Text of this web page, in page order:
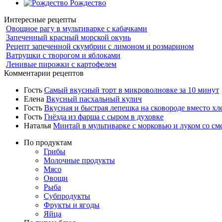
Рождество
Интересные рецепты
Овощное рагу в мультиварке с кабачками
Запеченный красный морской окунь
Рецепт запеченной скумбрии с лимоном и розмарином
Ватрушки с творогом и яблоками
Ленивые пирожки с картофелем
Комментарии рецептов
Гость Самый вкусный торт в микроволновке за 10 минут
Елена Вкусный пасхальный кулич
Гость Вкусная и быстрая лепешка на сковороде вместо
Гость Гнёзда из фарша с сыром в духовке
Наталья Минтай в мультиварке с морковью и луком со
По продуктам
Грибы
Молочные продукты
Мясо
Овощи
Рыба
Субпродукты
Фрукты и ягоды
Яйца